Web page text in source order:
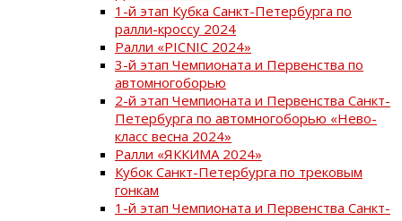
1-й этап Кубка Санкт-Петербурга по
ралли-кроссу 2024
Ралли «PICNIC 2024»
3-й этап Чемпионата и Первенства по
автомногоборью
2-й этап Чемпионата и Первенства Санкт-
Петербурга по автомногоборью «Нево-
класс весна 2024»
Ралли «ЯККИМА 2024»
Кубок Санкт-Петербурга по трековым
гонкам
1-й этап Чемпионата и Первенства Санкт-